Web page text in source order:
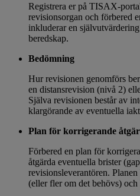
Registrera er på TISAX-
revisionsorgan och förbered
inkluderar en
beredskap.
Bedömning
Hur revisionen genomförs
en distansrevision (nivå 2)
Själva revisionen består av
klargörande av eventuella
Plan för korrigerande
Förbered en plan för
åtgärda eventuella brister
revisionsleverantören.
(eller fler om det behövs)